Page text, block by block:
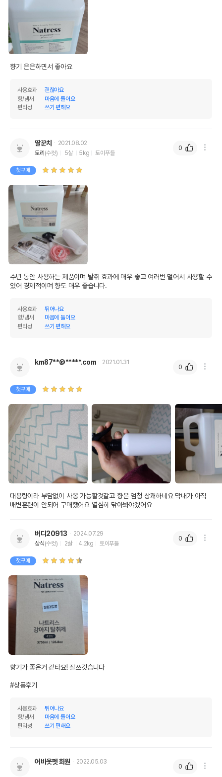
상품 필수 정보
품명 및 모델명
나트리스 강아지 탈취제 피톤치드향
3750ml
받았음을 확인할수 있는
경우 그에 대한 사항
상세페이지 참조
제조국 또는 원산지
제조자,수입품의 경우
수입자를 함께 표기
AS책임자와 전화번호
또는 소비자상담 관련
유통기한
유통기한을 따릅니다.
향기 은은하면서 좋아요
사용효과
괜찮아요
향/냄새
마음에 들어요
편리성
쓰기 편해요
딸꾼치
2021.08.02
토리(수컷) 5살 5kg 토이푸들
첫구매
수년 동안 사용하는 제품이며 탈취 효과에 매우 좋고 여러번 덜어서 사용할 수
있어 경제적이며 향도 매우 좋습니다.
사용효과
뛰어나요
향/냄새
마음에 들어요
편리성
쓰기 편해요
0
km87**@*****.com 2021.01.31
첫구매
대용량이라 부담없이 사옹 가능할것같고 향은 엄청 상쾌하네요 막내가 아직
배변훈련이 안되어 구매했어요 열심히 닦아봐야겠어요
0
버디20913
2024.07.29
삼식(수컷) 2살 4.2kg 토이푸들
첫구매
향기가 좋은거 같타요! 잘쓰깃습니다
#상품후기
사용효과
뛰어나요
향/냄새
마음에 들어요
편리성
쓰기 편해요
0
어바웃펫 회원 2022.05.03
0